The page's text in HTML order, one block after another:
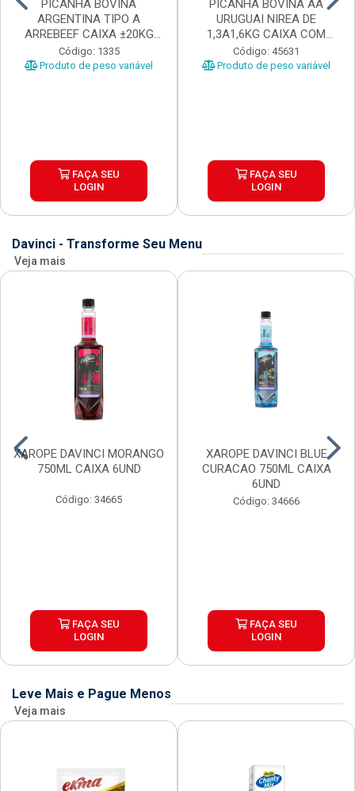
PICANHA BOVINA
ARGENTINA TIPO A
ARREBEEF CAIXA ±20KG
PEÇAS 1...
Código: 1335
Produto de peso variável
FAÇA SEU
LOGIN
PICANHA BOVINA AA
URUGUAI NIREA DE
1,3A1,6KG CAIXA COM
±15KG
Código: 45631
Produto de peso variável
FAÇA SEU
LOGIN
Davinci - Transforme Seu Menu
Veja mais
XAROPE DAVINCI MORANGO
750ML CAIXA 6UND
Código: 34665
FAÇA SEU
LOGIN
XAROPE DAVINCI BLUE
CURACAO 750ML CAIXA
6UND
Código: 34666
FAÇA SEU
LOGIN
Leve Mais e Pague Menos
Veja mais